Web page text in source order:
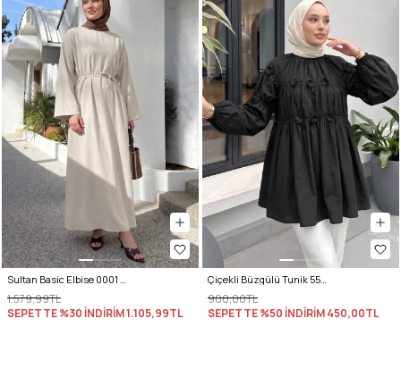
1.579,99TL
SEPETTE %30 İNDİRİM1.105,99TL
900,00TL
SEPETTE %50 İNDİRİM450,00TL